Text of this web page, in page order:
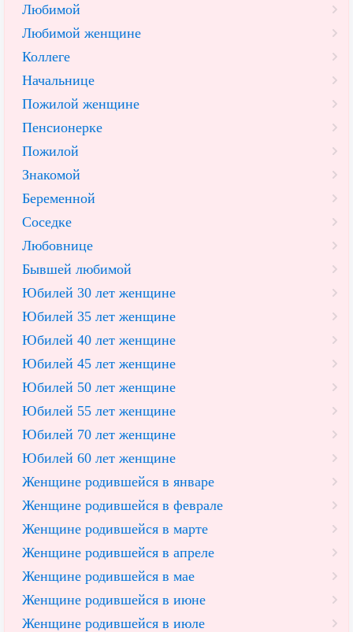
Любимой
Любимой женщине
Коллеге
Начальнице
Пожилой женщине
Пенсионерке
Пожилой
Знакомой
Беременной
Соседке
Любовнице
Бывшей любимой
Юбилей 30 лет женщине
Юбилей 35 лет женщине
Юбилей 40 лет женщине
Юбилей 45 лет женщине
Юбилей 50 лет женщине
Юбилей 55 лет женщине
Юбилей 70 лет женщине
Юбилей 60 лет женщине
Женщине родившейся в январе
Женщине родившейся в феврале
Женщине родившейся в марте
Женщине родившейся в апреле
Женщине родившейся в мае
Женщине родившейся в июне
Женщине родившейся в июле